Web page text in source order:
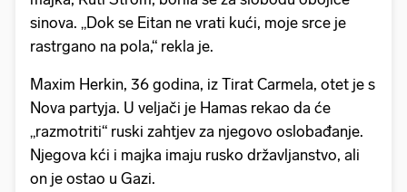
sinova. „Dok se Eitan ne vrati kući, moje srce je
rastrgano na pola,“ rekla je.
Maxim Herkin, 36 godina, iz Tirat Carmela, otet je s
Nova partyja. U veljači je Hamas rekao da će
„razmotriti“ ruski zahtjev za njegovo oslobađanje.
Njegova kći i majka imaju rusko državljanstvo, ali
on je ostao u Gazi.